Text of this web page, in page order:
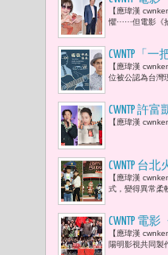
命裡失去
【應瑋漢
懼⋯⋯但電影《
CWNTP「
己的歌 」
【應瑋漢
位被公認為台灣
CWNTP 許
金曲歌王
【應瑋漢
CWNTP 台
風點亮車
【應瑋漢
式，變得異常柔
CWNTP 電
【應瑋漢
陽明影視共同製